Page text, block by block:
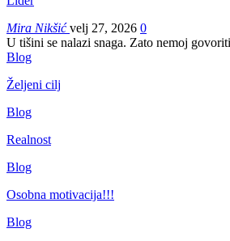
Mira Nikšićvelj 27, 2026 0
U tišini se nalazi snaga. Zato nemoj
Blog
Željeni cilj
Blog
Realnost
Blog
Osobna motivacija!!!
Blog